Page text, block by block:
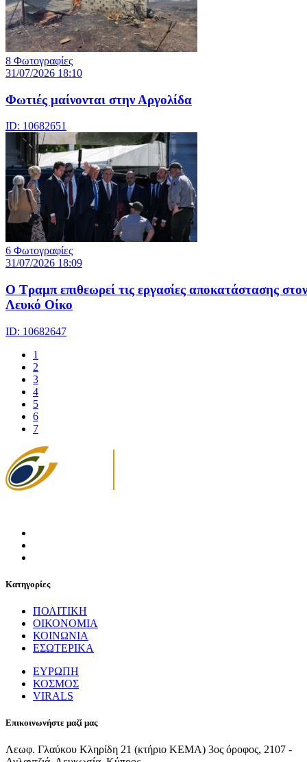
8 Φωτογραφίες
31/07/2026 18:10
Φωτιές μαίνονται στην Αργολίδα
ID: 10682651
6 Φωτογραφίες
31/07/2026 18:09
Ο Τραμπ επιθεωρεί τις εργασίες αποκατάστασης στον
Λευκό Οίκο
ID: 10682647
1
2
3
4
5
6
7
Κατηγορίες
ΠΟΛΙΤΙΚΗ
ΟΙΚΟΝΟΜΙΑ
ΚΟΙΝΩΝΙΑ
ΕΣΩΤΕΡΙΚΑ
ΕΥΡΩΠΗ
ΚΟΣΜΟΣ
VIRALS
Επικοινωνήστε μαζί μας
Λεωφ. Γλαύκου Κληρίδη 21 (κτήριο ΚΕΜΑ) 3ος όροφος, 2107 -